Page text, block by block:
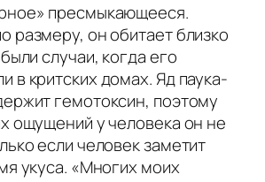
пресмыкающееся.
размеру, он обитает близко
случаи, когда его
в критских домах. Яд паука-
гемотоксин, поэтому
ощущений у человека он не
если человек заметит
укуса. «Многих моих